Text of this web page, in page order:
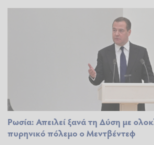
Ρωσία: Απειλεί ξανά τη Δύση με
πυρηνικό πόλεμο ο Μεντβέντεφ